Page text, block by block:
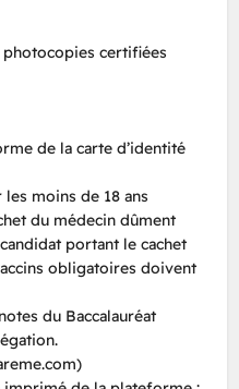
photocopies certifiées
de la carte d’identité
moins de 18 ans
du médecin dûment
portant le cachet
obligatoires doivent
du Baccalauréat